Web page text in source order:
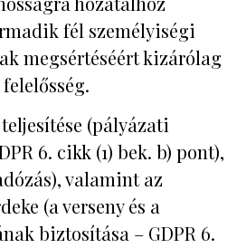
fél személyiségi
megsértéséért kizárólag
(pályázati
6. cikk (1) bek. b) pont),
valamint az
(a verseny és a
biztosítása – GDPR 6.